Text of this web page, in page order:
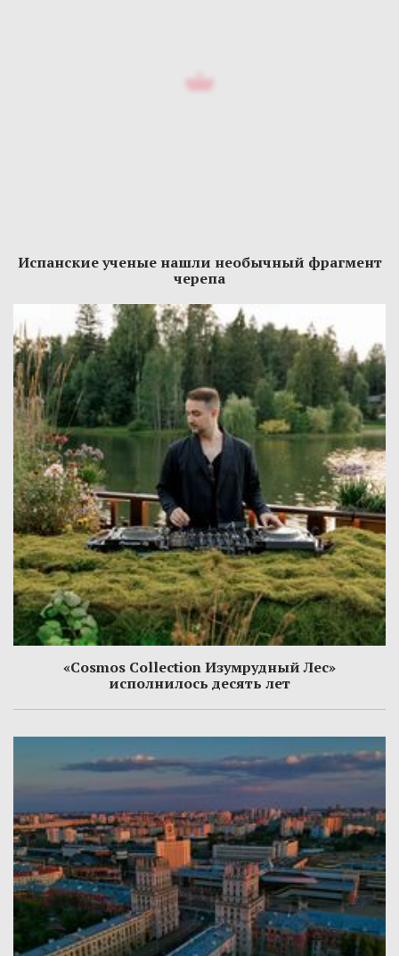
Испанские ученые нашли необычный фрагмент
черепа
«Cosmos Collection Изумрудный Лес»
исполнилось десять лет